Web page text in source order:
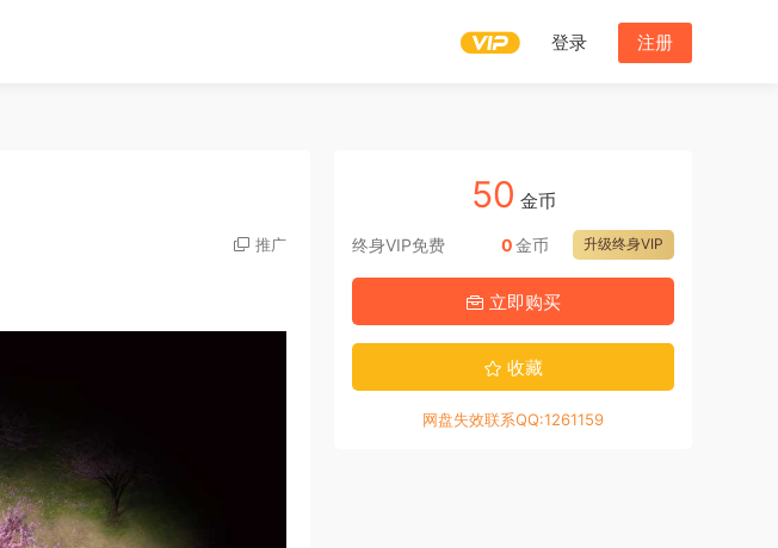
登录 注册
推广
50 金币
终身VIP免费 升级终身VIP
0金币
立即购买
收藏
网盘失效联系QQ:1261159